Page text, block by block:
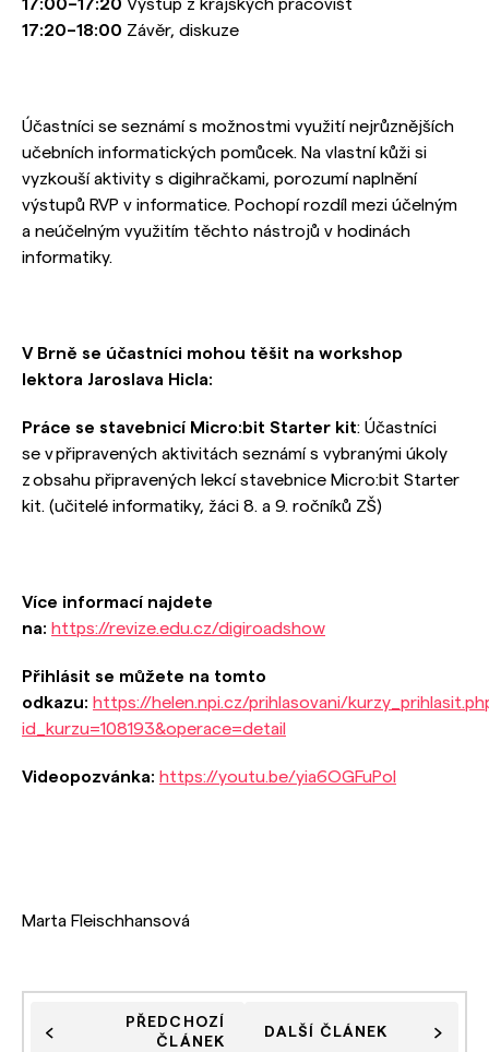
17:00–17:20 Výstup z krajských pracovišť
17:20–18:00 Závěr, diskuze
Účastníci se seznámí s možnostmi využití nejrůznějších
učebních informatických pomůcek. Na vlastní kůži si
vyzkouší aktivity s digihračkami, porozumí naplnění
výstupů RVP v informatice. Pochopí rozdíl mezi účelným
a neúčelným využitím těchto nástrojů v hodinách
informatiky.
V Brně se účastníci mohou těšit na workshop
lektora Jaroslava Hicla:
Práce se stavebnicí Micro:bit Starter kit: Účastníci
se v připravených aktivitách seznámí s vybranými úkoly
z obsahu připravených lekcí stavebnice Micro:bit Starter
kit. (učitelé informatiky, žáci 8. a 9. ročníků ZŠ)
Více informací najdete
na: https://revize.edu.cz/digiroadshow
Přihlásit se můžete na tomto
odkazu: https://helen.npi.cz/prihlasovani/
id_kurzu=108193&operace=detail
Videopozvánka: https://youtu.be/yia6OGFuPoI
Marta Fleischhansová
PŘEDCHOZÍ
ČLÁNEK
DALŠÍ ČLÁNEK